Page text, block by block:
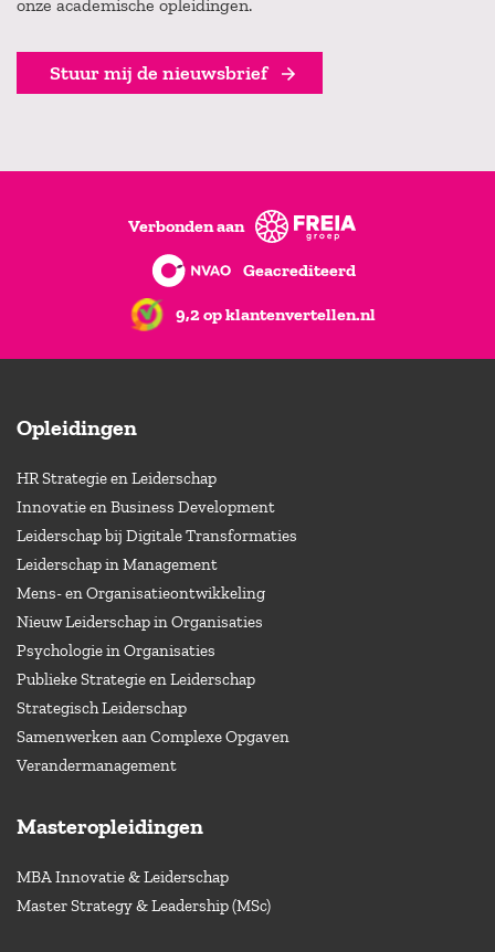
onze academische opleidingen.
Stuur mij de nieuwsbrief
Verbonden aan
Geacrediteerd
9,2 op klantenvertellen.nl
Opleidingen
HR Strategie en Leiderschap
Innovatie en Business Development
Leiderschap bij Digitale Transformaties
Leiderschap in Management
Mens- en Organisatieontwikkeling
Nieuw Leiderschap in Organisaties
Psychologie in Organisaties
Publieke Strategie en Leiderschap
Strategisch Leiderschap
Samenwerken aan Complexe Opgaven
Verandermanagement
Masteropleidingen
MBA Innovatie & Leiderschap
Master Strategy & Leadership (MSc)